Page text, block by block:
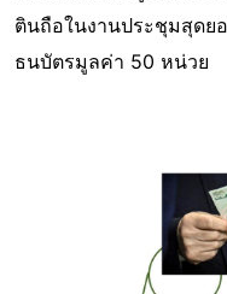
ตินถือในงานประชุมสุดย
ธนบัตรมูลค่า 50 หน่วย